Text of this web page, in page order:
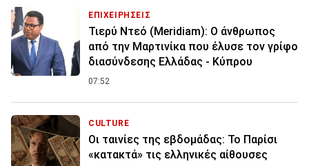
ΕΠΙΧΕΙΡΗΣΕΙΣ
Τιερύ Ντεό (Meridiam): Ο άνθρωπος
από την Μαρτινίκα που έλυσε τον γρίφο
διασύνδεσης Ελλάδας - Κύπρου
07:52
CULTURE
Οι ταινίες της εβδομάδας: Το Παρίσι
«κατακτά» τις ελληνικές αίθουσες